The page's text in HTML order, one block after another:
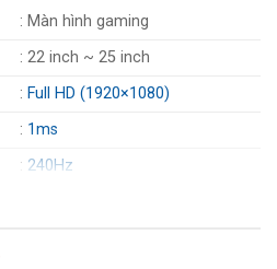
: Màn hình gaming
: 22 inch ~ 25 inch
: Full HD (1920×1080)
: 1ms
: 240Hz